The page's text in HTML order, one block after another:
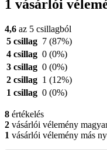
1 vásárlói
4,6 az 5 csillagból
5 csillag 7 (87%)
4 csillag 0 (0%)
3 csillag 0 (0%)
2 csillag 1 (12%)
1 csillag 0 (0%)
8 értékelés
2 vásárlói vélemény
1 vásárlói vélemény más